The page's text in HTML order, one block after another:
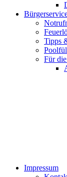
Tipps
Für
Impressum